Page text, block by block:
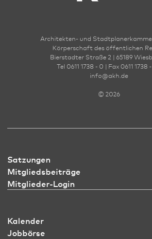
Architekten- und
Körperschaft des öffentlichen
Bierstadter Straße 2 | 65189
Tel 0611 1738 - 0 | Fax 0611 1738
info@akh.de
© 2026
Satzungen
Mitgliedsbeiträge
Mitglieder-Login
Kalender
Jobbörse